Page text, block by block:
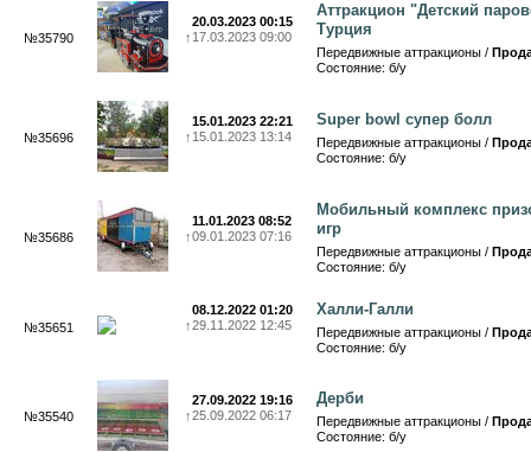
№35790
20.03.2023 00:15
↑ 17.03.2023 09:00
Аттракцион "Детский
Турция
Передвижные аттракционы /
Состояние: б/у
№35696
15.01.2023 22:21
↑ 15.01.2023 13:14
Super bowl супер болл
Передвижные аттракционы /
Состояние: б/у
№35686
11.01.2023 08:52
↑09.01.2023 07:16
Мобильный комплекс
игр
Передвижные аттракционы /
Состояние: б/у
№35651
08.12.2022 01:20
↑29.11.2022 12:45
Халли-Галли
Передвижные аттракционы /
Состояние: б/у
№35540
27.09.2022 19:16
↑25.09.2022 06:17
Дерби
Передвижные аттракционы /
Состояние: б/у